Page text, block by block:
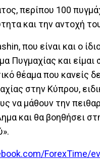
περίπου 100
και την αντοχή
που είναι και ο
και είμαι
θέαμα που
στην Κύπρου,
να μάθουν την
και θα βοηθήσει
ForexTime/